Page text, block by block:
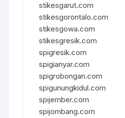
stikesgarut.com
stikesgorontalo.com
stikesgowa.com
stikesgresik.com
spigresik.com
spigianyar.com
spigrobongan.com
spigunungkidul.com
spijember.com
spijombang.com